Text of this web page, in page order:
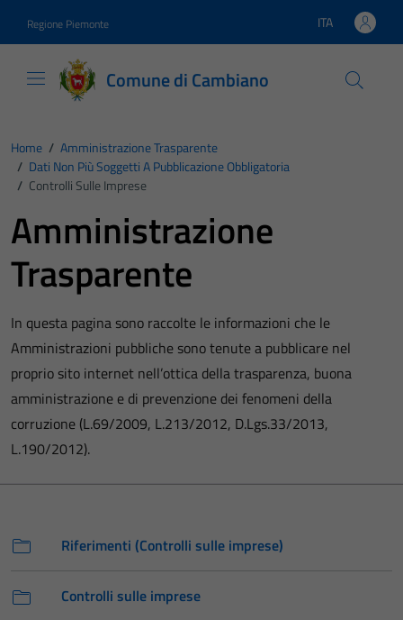
Regione Piemonte Lingua attiva:
ITA
Comune di Cambiano
Home / Amministrazione Trasparente
/ Dati Non Più Soggetti A Pubblicazione Obbligatoria
/ Controlli Sulle Imprese
Amministrazione
Trasparente
In questa pagina sono raccolte le informazioni che le
Amministrazioni pubbliche sono tenute a pubblicare nel
proprio sito internet nell’ottica della trasparenza, buona
amministrazione e di prevenzione dei fenomeni della
corruzione (L.69/2009, L.213/2012, D.Lgs.33/2013,
L.190/2012).
Riferimenti (Controlli sulle imprese)
Controlli sulle imprese